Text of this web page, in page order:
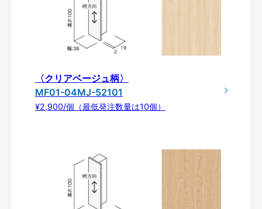
〈クリアベージュ柄〉
MF01-04MJ-52101
¥2,900/個（最低発注数量は10個）